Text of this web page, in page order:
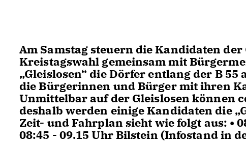
Am Samstag steuern die Kandidaten
Kreistagswahl gemeinsam mit
Gleislosen“ die Dörfer entlang der B 55
die Bürgerinnen und Bürger mit ihren
Unmittelbar auf der Gleislosen können
deshalb werden einige Kandidaten die
Zeit- und Fahrplan sieht wie folgt aus: •
08:45 - 09.15 Uhr Bilstein (Infostand in